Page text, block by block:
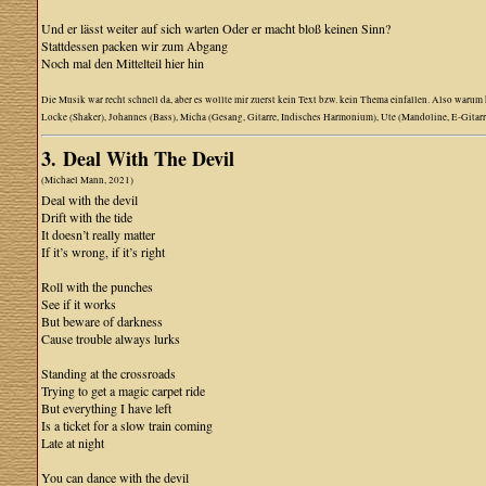
Und er lässt weiter auf sich warten Oder er macht bloß keinen Sinn?
Stattdessen packen wir zum Abgang
Noch mal den Mittelteil hier hin
Die Musik war recht schnell da, aber es wollte mir zuerst kein Text bzw. kein Thema einfallen. Also
Locke (Shaker), Johannes (Bass), Micha (Gesang, Gitarre, Indisches Harmonium), Ute (Mandoline, E-
3. Deal With The Devil
(Michael Mann, 2021)
Deal with the devil
Drift with the tide
It doesn’t really matter
If it’s wrong, if it’s right
Roll with the punches
See if it works
But beware of darkness
Cause trouble always lurks
Standing at the crossroads
Trying to get a magic carpet ride
But everything I have left
Is a ticket for a slow train coming
Late at night
You can dance with the devil